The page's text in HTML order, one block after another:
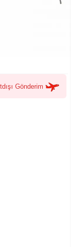
Gönderim